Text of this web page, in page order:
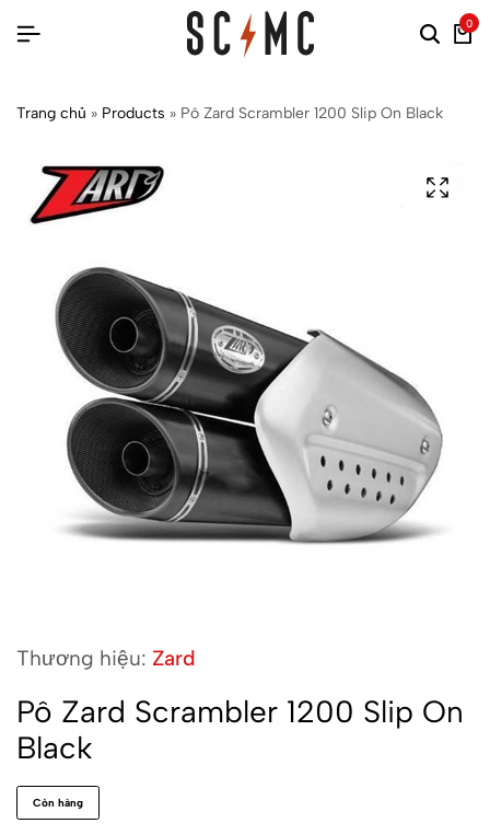
0
Trang chủ » Products » Pô Zard Scrambler 1200 Slip On Black
Thương hiệu: Zard
Pô Zard Scrambler 1200 Slip On
Black
Còn hàng